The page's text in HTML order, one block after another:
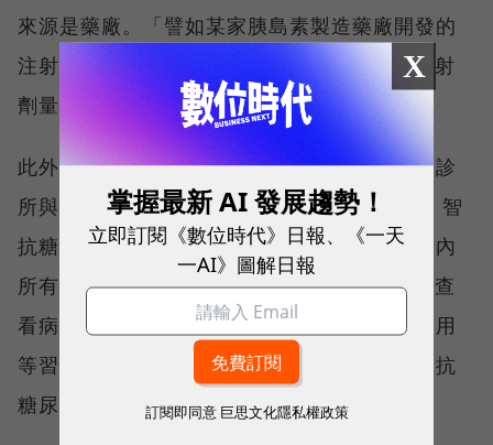
來源是藥廠。「譬如某家胰島素製造藥廠開發的
注射裝置，會串接我們的App服務，來掌握注射
劑量、時間與血糖狀況。」鄧居義指出。
此外，智抗糖行銷經理李心文分享，「糖尿病診
所與醫師」也是關鍵客戶之一。早在2014年，智
抗糖正式上線「雲端照護平台」，其串接診所內
所有病患的智抗糖App，並且提供醫師在上方查
看病患的生活近況，例如飲食、運動、藥物使用
等習慣，以便適當調整胰島素注射劑量與口服抗
糖尿病藥物。
X
掌握最新 AI 發展趨勢！
立即訂閱《數位時代》日報、《一天
一AI》圖解日報
訂閱即同意 巨思文化隱私權政策